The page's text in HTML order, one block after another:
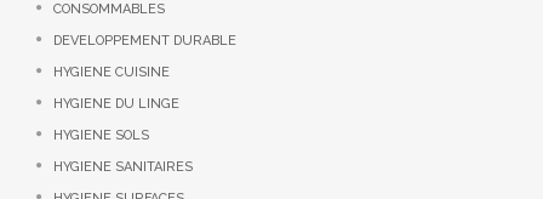
CONSOMMABLES
DEVELOPPEMENT DURABLE
HYGIENE CUISINE
HYGIENE DU LINGE
HYGIENE SOLS
HYGIENE SANITAIRES